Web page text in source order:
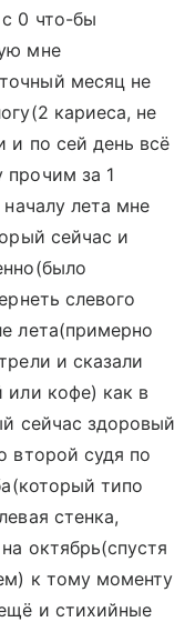
0 что-бы
мне
месяц не
кариеса, не
и по сей день всё
за 1
лета мне
сейчас и
слевого
лета(примерно
и сказали
или кофе) как в
сейчас здоровый
второй судя по
типо
стенка,
октябрь(спустя
к тому моменту
и стихийные